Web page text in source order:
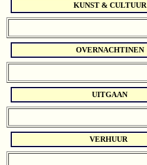
KUNST & CULTUUR
OVERNACHTINEN
UITGAAN
VERHUUR